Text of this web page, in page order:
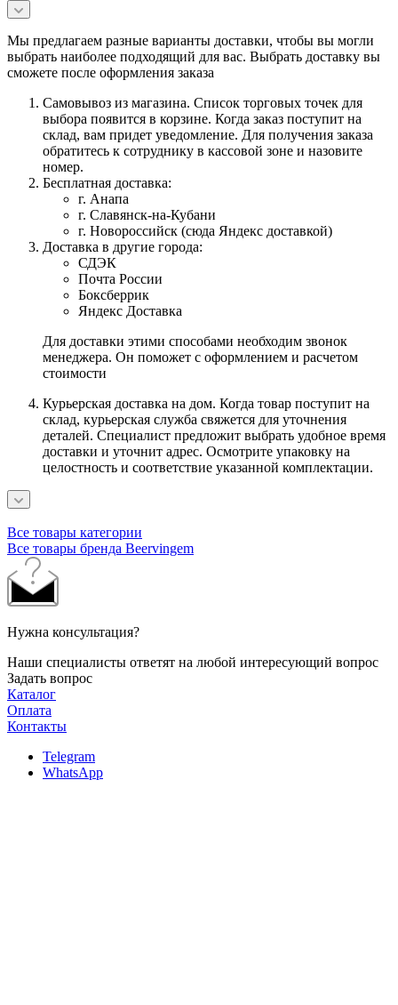
Мы предлагаем разные варианты доставки, чтобы вы могли
выбрать наиболее подходящий для вас. Выбрать доставку вы
сможете после оформления заказа
Самовывоз из магазина. Список торговых точек для
выбора появится в корзине. Когда заказ поступит на
склад, вам придет уведомление. Для получения заказа
обратитесь к сотруднику в кассовой зоне и назовите
номер.
Бесплатная доставка:
г. Анапа
г. Славянск-на-Кубани
г. Новороссийск (сюда Яндекс доставкой)
Доставка в другие города:
СДЭК
Почта России
Боксберрик
Яндекс Доставка
Для доставки этими способами необходим звонок
менеджера. Он поможет с оформлением и расчетом
стоимости
Курьерская доставка на дом. Когда товар поступит на
склад, курьерская служба свяжется для уточнения
деталей. Специалист предложит выбрать удобное время
доставки и уточнит адрес. Осмотрите упаковку на
целостность и соответствие указанной комплектации.
Все товары категории
Все товары бренда Beervingem
Нужна консультация?
Наши специалисты ответят на любой интересующий вопрос
Задать вопрос
Каталог
Оплата
Контакты
Telegram
WhatsApp